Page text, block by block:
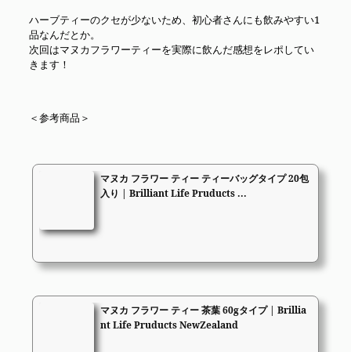
ハーブティーのクセが少ないため、初心者さんにも飲みやすい1
品なんだとか。
次回はマヌカフラワーティーを実際に飲んだ感想をレポしてい
きます！
＜参考商品＞
マヌカ フラワー ティー ティーバッグタイプ 20包
入り | Brilliant Life Pruducts ...
マヌカ フラワー ティー 茶葉 60gタイプ | Brillia
nt Life Pruducts NewZealand